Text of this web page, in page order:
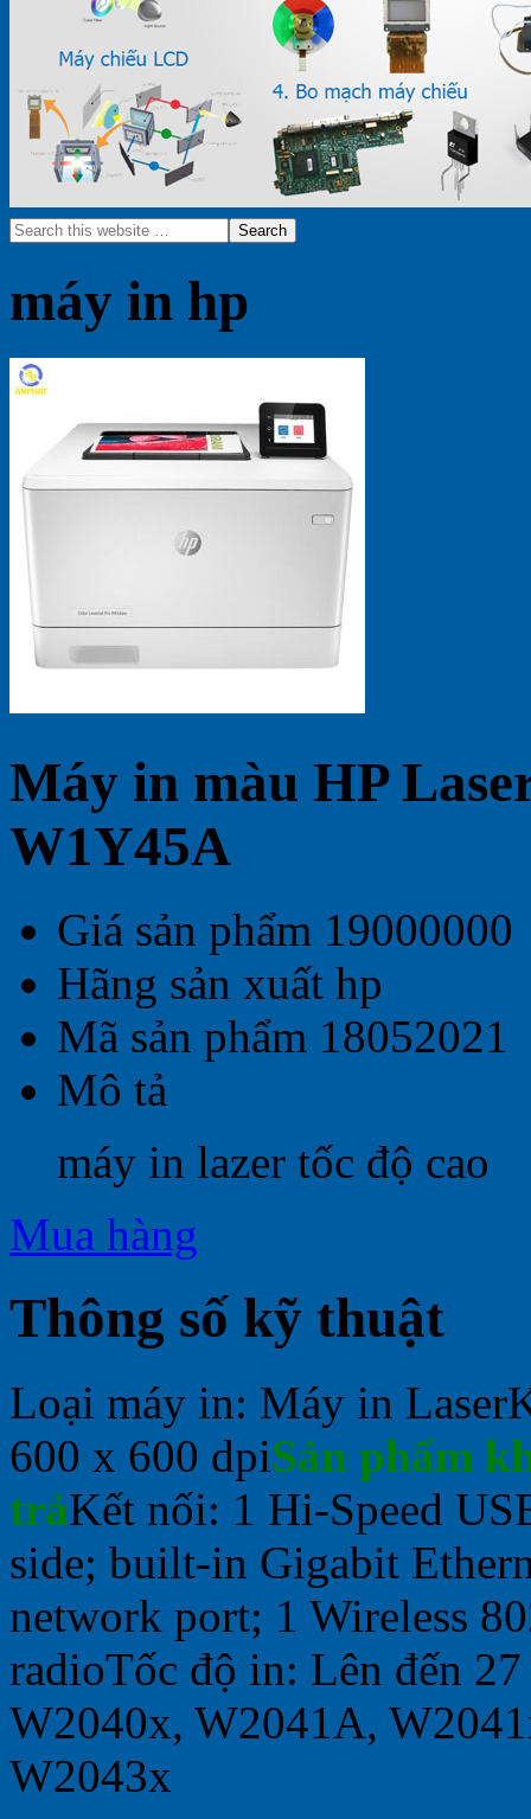
máy in hp
Máy in màu HP
W1Y45A
Giá sản phẩm 19000000
Hãng sản xuất hp
Mã sản phẩm 18052021
Mô tả
máy in lazer tốc độ cao
Mua hàng
Thông số kỹ thuật
Loại máy in: Máy in Laser
600 x 600 dpiSản phẩm
trảKết nối: 1 Hi-Speed
side; built-in Gigabit
network port; 1 Wireless
radioTốc độ in: Lên đến
W2040x, W2041A,
W2043x